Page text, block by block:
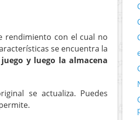
rendimiento con el cual no
se encuentra la
y luego la almacena
se actualiza. Puedes